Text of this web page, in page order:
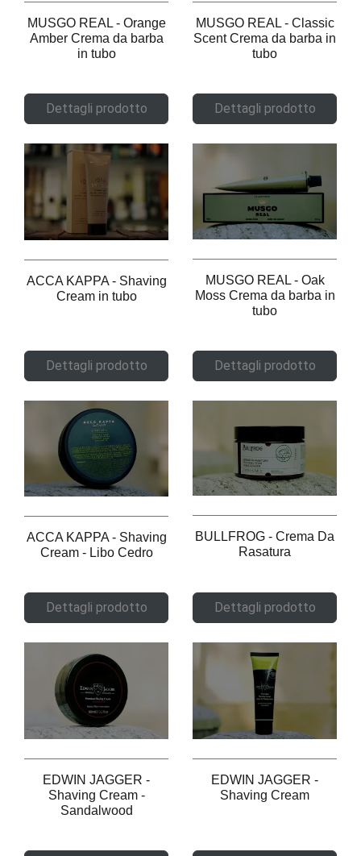
MUSGO REAL - Orange
Amber Crema da barba
in tubo
Dettagli prodotto
MUSGO REAL - Classic
Scent Crema da barba in
tubo
Dettagli prodotto
ACCA KAPPA - Shaving
Cream in tubo
Dettagli prodotto
MUSGO REAL - Oak
Moss Crema da barba in
tubo
Dettagli prodotto
ACCA KAPPA - Shaving
Cream - Libo Cedro
Dettagli prodotto
BULLFROG - Crema Da
Rasatura
Dettagli prodotto
EDWIN JAGGER -
Shaving Cream -
Sandalwood
EDWIN JAGGER -
Shaving Cream